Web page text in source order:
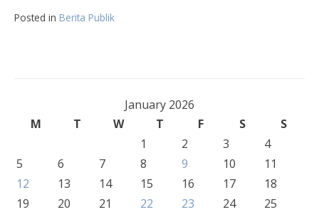
Posted in Berita Publik
January 2026
M
T W T F S
S
1
2 3
4
5
6 7 8 9 10
11
12
13 14 15 16 17
18
19
20 21 22 23 24
25